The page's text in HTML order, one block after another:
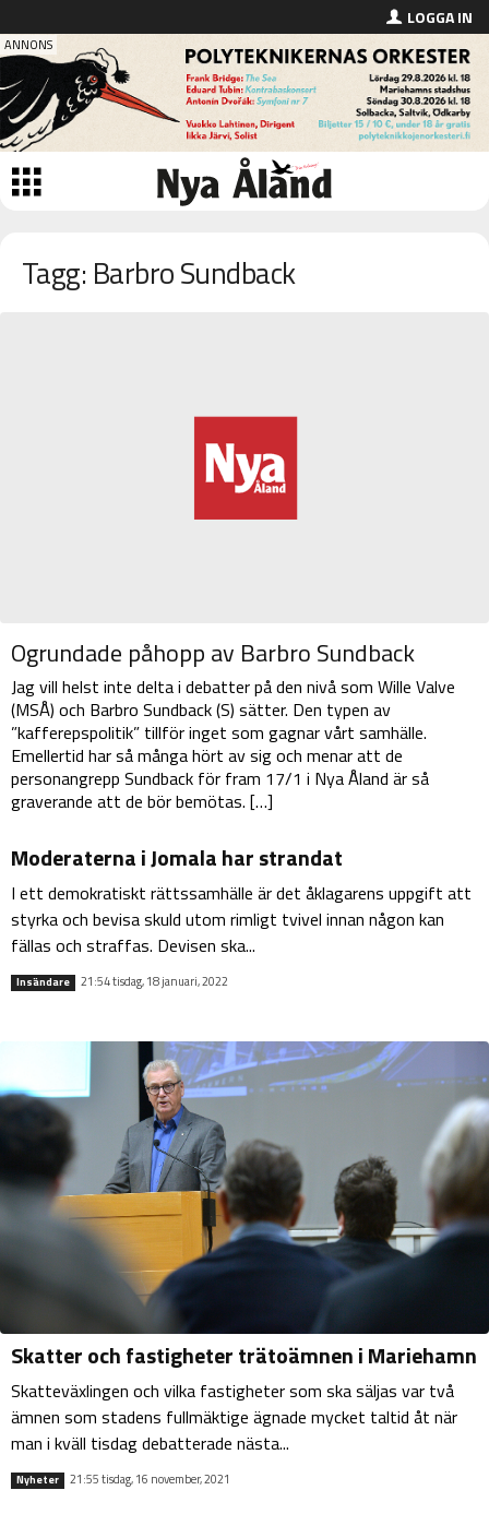
LOGGA IN
Tagg: Barbro Sundback
Ogrundade påhopp av Barbro Sundback
Jag vill helst inte delta i debatter på den nivå som Wille Valve
(MSÅ) och Barbro Sundback (S) sätter. Den typen av
”kafferepspolitik” tillför inget som gagnar vårt samhälle.
Emellertid har så många hört av sig och menar att de
personangrepp Sundback för fram 17/1 i Nya Åland är så
graverande att de bör bemötas. […]
Moderaterna i Jomala har strandat
I ett demokratiskt rättssamhälle är det åklagarens uppgift att
styrka och bevisa skuld utom rimligt tvivel innan någon kan
fällas och straffas. Devisen ska...
Insändare 21:54 tisdag, 18 januari, 2022
Skatter och fastigheter trätoämnen i Mariehamn
Skatteväxlingen och vilka fastigheter som ska säljas var två
ämnen som stadens fullmäktige ägnade mycket taltid åt när
man i kväll tisdag debatterade nästa...
Nyheter 21:55 tisdag, 16 november, 2021